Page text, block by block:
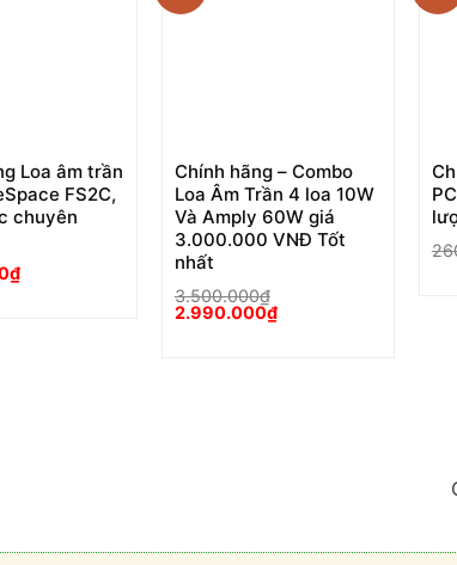
Loa âm trần
FS2C,
chuyên
₫
Chính hãng – Combo
Loa Âm Trần 4 loa 10W
Và Amply 60W giá
3.000.000 VNĐ Tốt
nhất
3.500.000₫
Giá
2.990.000₫Giá
hiện